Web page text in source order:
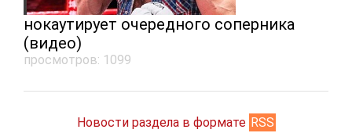
нокаутирует очередного соперника
(видео)
просмотров: 1099
Новости раздела в формате RSS